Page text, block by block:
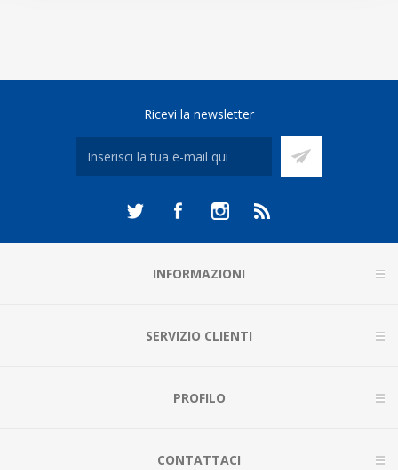
Ricevi la newsletter
INFORMAZIONI
SERVIZIO CLIENTI
PROFILO
CONTATTACI